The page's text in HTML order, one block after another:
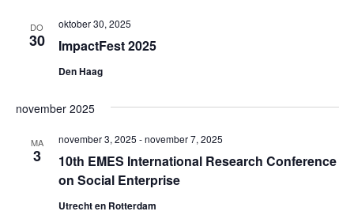
DO
30 ImpactFest 2025
oktober 30, 2025
Den Haag
november 2025
MA
3
10th EMES International Research Conference
on Social Enterprise
november 3, 2025 -november 7, 2025
Utrecht en Rotterdam